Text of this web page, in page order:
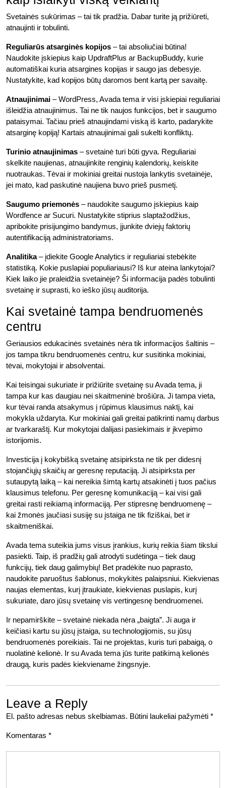
Svetainės sukūrimas – tai tik pradžia. Dabar turite ją prižiūreti,
atnaujinti ir tobulinti.
Reguliarūs atsarginės kopijos – tai absoliučiai būtina!
Naudokite įskiepius kaip UpdraftPlus ar BackupBuddy, kurie
automatiškai kuria atsargines kopijas ir saugo jas debesyje.
Nustatykite, kad kopijos būtų daromos bent kartą per savaitę.
Atnaujinimai – WordPress, Avada tema ir visi įskiepiai reguliariai
išleidžia atnaujinimus. Tai ne tik naujos funkcijos, bet ir saugumo
pataisymai. Tačiau prieš atnaujindami viską iš karto, padarykite
atsarginę kopiją! Kartais atnaujinimai gali sukelti konfliktų.
Turinio atnaujinimas – svetainė turi būti gyva. Reguliariai
skelkite naujienas, atnaujinkite renginių kalendorių, keiskite
nuotraukas. Tėvai ir mokiniai greitai nustoja lankytis svetainėje,
jei mato, kad paskutinė naujiena buvo prieš pusmetį.
Saugumo priemonės – naudokite saugumo įskiepius kaip
Wordfence ar Sucuri. Nustatykite stiprius slaptažodžius,
apribokite prisijungimo bandymus, įjunkite dviejų faktorių
autentifikaciją administratoriams.
Analitika– įdiekite Google Analytics ir reguliariai stebėkite
statistiką. Kokie puslapiai populiariausi? Iš kur ateina lankytojai?
Kiek laiko jie praleidžia svetainėje? Ši informacija padės tobulinti
svetainę ir suprasti, ko ieško jūsų auditorija.
Kai svetainė tampa bendruomenės
centru
Geriausios edukacinės svetainės nėra tik informacijos šaltinis –
jos tampa tikru bendruomenės centru, kur susitinka mokiniai,
tėvai, mokytojai ir absolventai.
Kai teisingai sukuriate ir prižiūrite svetainę su Avada tema, ji
tampa kur kas daugiau nei skaitmeninė brošiūra. Ji tampa vieta,
kur tėvai randa atsakymus į rūpimus klausimus naktį, kai
mokykla uždaryta. Kur mokiniai gali greitai patikrinti namų darbus
ar tvarkaraštį. Kur mokytojai dalijasi pasiekimais ir įkvepimo
istorijomis.
Investicija į kokybišką svetainę atsipirksta ne tik per didesnį
stojančiųjų skaičių ar geresnę reputaciją. Ji atsipirksta per
sutaupytą laiką – kai nereikia šimtą kartų atsakinėti į tuos pačius
klausimus telefonu. Per geresnę komunikaciją – kai visi gali
greitai rasti reikiamą informaciją. Per stipresnę bendruomenę –
kai žmonės jaučiasi susiję su įstaiga ne tik fiziškai, bet ir
skaitmeniškai.
Avada tema suteikia jums visus įrankius, kurių reikia šiam tikslui
pasiekti. Taip, iš pradžių gali atrodyti sudėtinga – tiek daug
funkcijų, tiek daug galimybių! Bet pradėkite nuo paprasto,
naudokite paruoštus šablonus, mokykitės palaipsniui. Kiekvienas
naujas elementas, kurį įtraukiate, kiekvienas puslapis, kurį
sukuriate, daro jūsų svetainę vis vertingesnę bendruomenei.
Ir nepamirškite – svetainė niekada nėra „baigta”. Ji auga ir
keičiasi kartu su jūsų įstaiga, su technologijomis, su jūsų
bendruomenės poreikiais. Tai ne projektas, kuris turi pabaigą, o
nuolatinė kelionė. Ir su Avada tema jūs turite patikimą kelionės
draugą, kuris padės kiekviename žingsnyje.
Leave a Reply
El. pašto adresas nebus skelbiamas. Būtini laukeliai pažymėti *
Komentaras *